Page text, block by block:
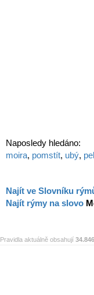
Naposledy hledáno:
moira, pomstít, ubý,
Najít ve Slovníku
Najít rýmy na slovo
Pravidla aktuálně obsahují 34.846